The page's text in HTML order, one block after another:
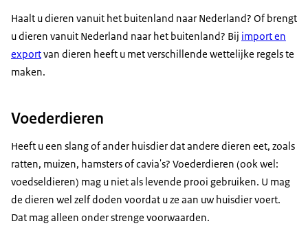
Haalt u dieren vanuit het buitenland naar Nederland? Of brengt
u dieren vanuit Nederland naar het buitenland? Bij import en
exportvan dieren heeft u met verschillende wettelijke regels te
maken.
Voederdieren
Heeft u een slang of ander huisdier dat andere dieren eet, zoals
ratten, muizen, hamsters of cavia's? Voederdieren (ook wel:
voedseldieren) mag u niet als levende prooi gebruiken. U mag
de dieren wel zelf doden voordat u ze aan uw huisdier voert.
Dat mag alleen onder strenge voorwaarden.